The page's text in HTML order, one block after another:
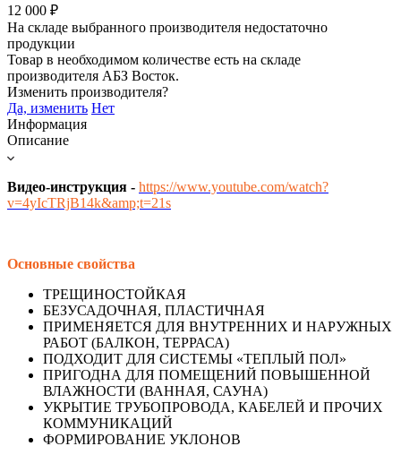
12 000 ₽
На складе выбранного производителя недостаточно
продукции
Товар в необходимом количестве есть на складе
производителя АБЗ Восток.
Изменить производителя?
Да, изменить Нет
Информация
Описание
Видео-инструкция - https://www.youtube.com/watch?
v=4yIcTRjB14k&amp;t=21s
Основные свойства
ТРЕЩИНОСТОЙКАЯ
БЕЗУСАДОЧНАЯ, ПЛАСТИЧНАЯ
ПРИМЕНЯЕТСЯ ДЛЯ ВНУТРЕННИХ И НАРУЖНЫХ
РАБОТ (БАЛКОН, ТЕРРАСА)
ПОДХОДИТ ДЛЯ СИСТЕМЫ «ТЕПЛЫЙ ПОЛ»
ПРИГОДНА ДЛЯ ПОМЕЩЕНИЙ ПОВЫШЕННОЙ
ВЛАЖНОСТИ (ВАННАЯ, САУНА)
УКРЫТИЕ ТРУБОПРОВОДА, КАБЕЛЕЙ И ПРОЧИХ
КОММУНИКАЦИЙ
ФОРМИРОВАНИЕ УКЛОНОВ